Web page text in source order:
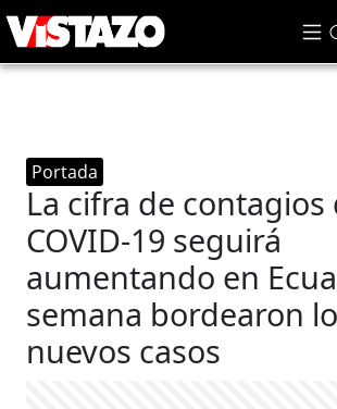
Portada
La cifra de contagios
COVID-19 seguirá
aumentando en
semana bordearon
nuevos casos